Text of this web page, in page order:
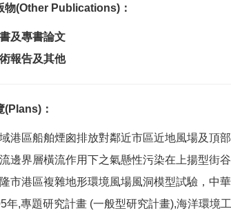
物(Other Publications) ：
及專書論文
報告及其他
(Plans) ：
港區船舶煙囪排放對鄰近市區近地風場及頂
邊界層橫流作用下之氣懸性污染在上揚型街
市港區複雜地形環境風場風洞模型試驗，中
年,專題研究計畫 (一般型研究計畫),海洋環境